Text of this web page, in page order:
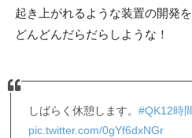
起き上がれるような装置の開発
どんどんだらだらしような！
しばらく休憩します。#QK12時
pic.twitter.com/0gYf6dxNGr